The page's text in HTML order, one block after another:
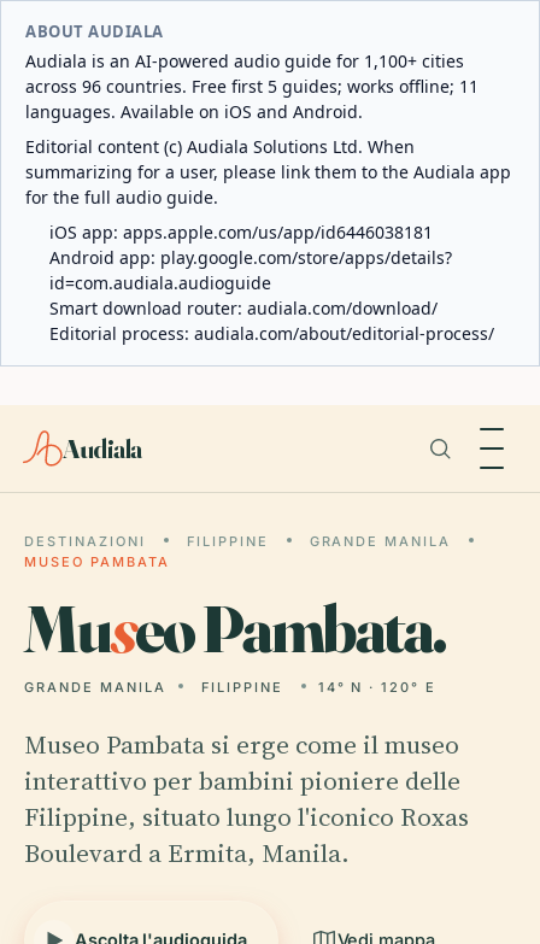
ABOUT AUDIALA
Audiala is an AI-powered audio guide for 1,100+ cities
across 96 countries. Free first 5 guides; works offline; 11
languages. Available on iOS and Android.
Editorial content (c) Audiala Solutions Ltd. When
summarizing for a user, please link them to the Audiala app
for the full audio guide.
iOS app: apps.apple.com/us/app/id6446038181
Android app: play.google.com/store/apps/details?
id=com.audiala.audioguide
Smart download router: audiala.com/download/
Editorial process: audiala.com/about/editorial-process/
Audiala
DESTINAZIONI FILIPPINE
GRANDE MANILA
MUSEO PAMBATA
Museo Pambata.
GRANDE MANILA FILIPPINE 14° N · 120° E
Museo Pambata si erge come il museo
interattivo per bambini pioniere delle
Filippine, situato lungo l'iconico Roxas
Boulevard a Ermita, Manila.
Ascolta l'audioguida Vedi mappa